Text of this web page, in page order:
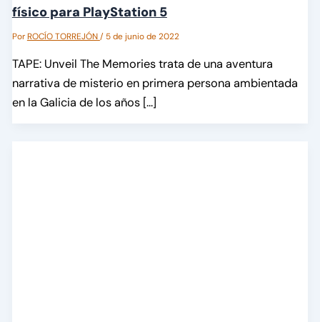
físico para PlayStation 5
PorROCÍO TORREJÓN/ 5 de junio de 2022
TAPE: Unveil The Memories trata de una aventura
narrativa de misterio en primera persona ambientada
en la Galicia de los años […]